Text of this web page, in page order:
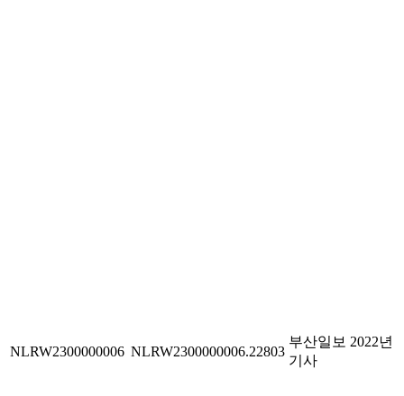
NLRW2300000006 NLRW2300000006.22803
부산일보 2022년
기사